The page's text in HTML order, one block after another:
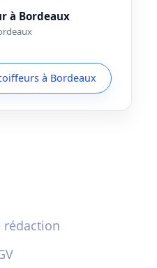
à Bordeaux
à Bordeaux
rédaction